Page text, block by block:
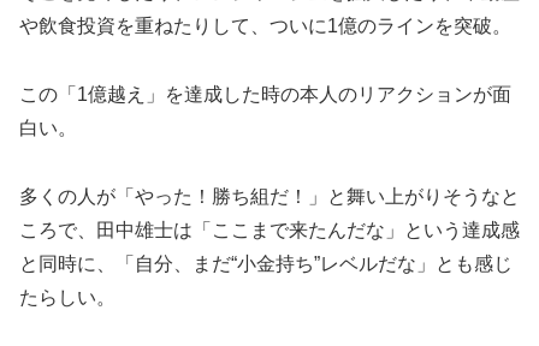
や飲食投資を重ねたりして、ついに1億のラインを突破。
この「1億越え」を達成した時の本人のリアクションが面
白い。
多くの人が「やった！勝ち組だ！」と舞い上がりそうなと
ころで、田中雄士は「ここまで来たんだな」という達成感
と同時に、「自分、まだ“小金持ち”レベルだな」とも感じ
たらしい。